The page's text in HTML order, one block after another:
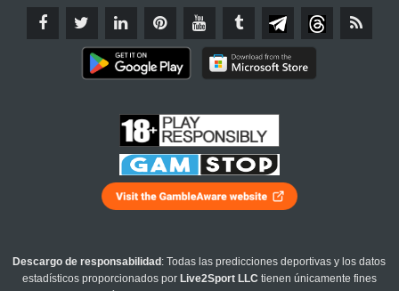
Descargo de responsabilidad : Todas las predicciones deportivas y los datos
estadísticos proporcionados por Live2Sport LLC tienen únicamente fines